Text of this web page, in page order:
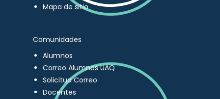
Mapa de sitio
Comunidades
Alumnos
Correo Alumnos UAQ
Solicitud Correo
Docentes